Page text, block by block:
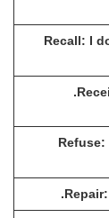
Recall: I